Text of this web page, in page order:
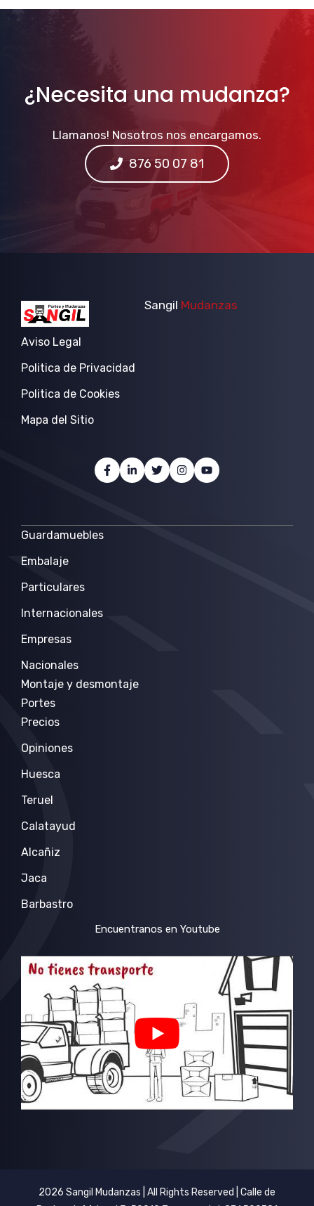
¿Necesita una mudanza?
Llamanos! Nosotros nos encargamos.
876 50 07 81
Sangil Mudanzas
Aviso Legal
Politica de Privacidad
Politica de Cookies
Mapa del Sitio
Guardamuebles
Embalaje
Particulares
Internacionales
Empresas
Nacionales
Montaje y desmontaje
Portes
Precios
Opiniones
Huesca
Teruel
Calatayud
Alcañiz
Jaca
Barbastro
Encuentranos en Youtube
2026 Sangil Mudanzas | All Rights Reserved | Calle de